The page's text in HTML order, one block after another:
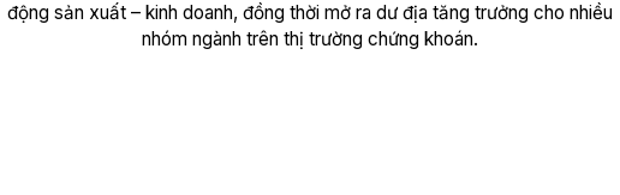
động sản xuất – kinh doanh, đồng thời mở ra dư địa tăng trưởng cho nhiều
nhóm ngành trên thị trường chứng khoán.